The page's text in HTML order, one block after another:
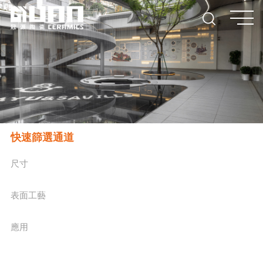
快速篩選通道
尺寸
表面工藝
應用